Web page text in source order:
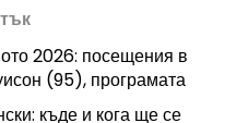
2026: посещения в
(95), програмата
къде и кога ще се